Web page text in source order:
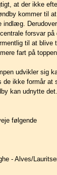
at der ikke
kommer til
indlæg.
forsvar
til at
fart på
udvikler sig
ikke formår at
kan udnytte det.
følgende
- Alves/